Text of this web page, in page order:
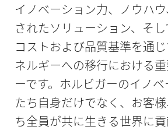
イノベーション力、ノウハ
されたソリューション、そ
コストおよび品質基準を通
ネルギーへの移行における
ーです。ホルビガーのイノ
たち自身だけでなく、お客
ち全員が共に生きる世界に貢